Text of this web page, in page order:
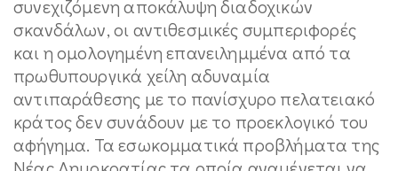
συνεχιζόμενη αποκάλυψη διαδοχικών
σκανδάλων, οι αντιθεσμικές συμπεριφορές
και η ομολογημένη επανειλημμένα από τα
πρωθυπουργικά χείλη αδυναμία
αντιπαράθεσης με το πανίσχυρο πελατειακό
κράτος δεν συνάδουν με το προεκλογικό του
αφήγημα. Τα εσωκομματικά προβλήματα της